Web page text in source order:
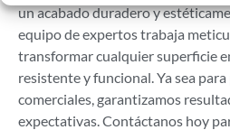
un acabado duradero y
equipo de expertos trabaja
transformar cualquier superficie
resistente y funcional. Ya sea
comerciales, garantizamos
expectativas. Contáctanos hoy